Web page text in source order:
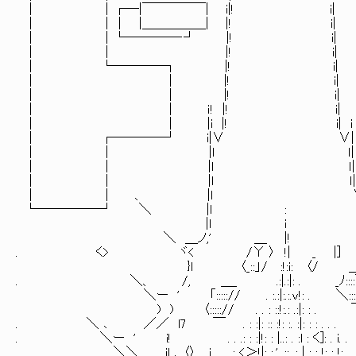
│ │┌─|￣￣￣￣￣| i|! i|
│ ││ |＿＿＿＿＿| |! i|
│ │└────‐┘ |! i|
│ │ |! i|
│ └────┐ |! i|
│ │ |! i| ┌──|￣
│ │ |! i| │ |＿
│ │ ｉ! |! i|
│ │ |i |! i|
│ ┌────┘
│ │ |l ｌ| |
│ │ |l ｌ|
│ │ |l ｌ|
│ │ 、 |l
└─────┘ ＼ |l : ｌ
|l i ｌ|
＼ ＿ノ,' ＿ |! ｌ|
. く> ヾ< /Υ 〉 !| _ |]
}l 〈_::」/ :!:i: 〈/ ＿_
. ＼、 /, ＿_ .:|.:|: . _ﾉ::::＼＼ ､
＼ー ' 「:::::// . :.:|:.:.v!: . ＼
) ) 〈:::::// . . : ::!:.: .:|: : .
. ＼ ､ ／／ l7 ￣ . : :|: :: :!: :. :|: : : . .
. ＼ー ' i! . . .: : :|!: : |..: . :l : く]:
＼＼ iｌ 、〈〉 i . . : <＞!|: :,' .:: .: | : : !: :